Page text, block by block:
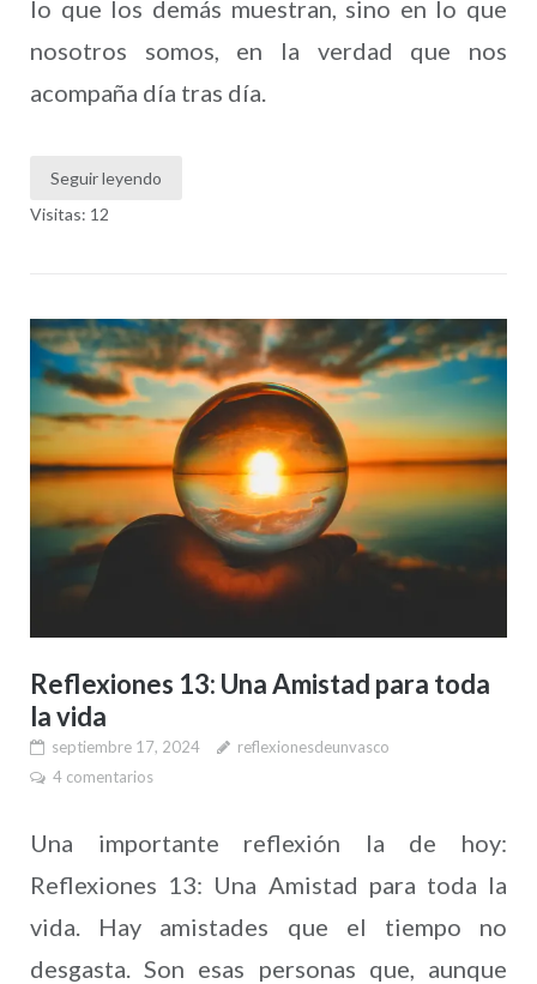
lo que los demás muestran, sino en lo que
nosotros somos, en la verdad que nos
acompaña día tras día.
Seguir leyendo
Visitas: 12
Reflexiones 13: Una Amistad para toda
la vida
septiembre 17, 2024
reflexionesdeunvasco
4 comentarios
Una importante reflexión la de hoy:
Reflexiones 13: Una Amistad para toda la
vida. Hay amistades que el tiempo no
desgasta. Son esas personas que, aunque